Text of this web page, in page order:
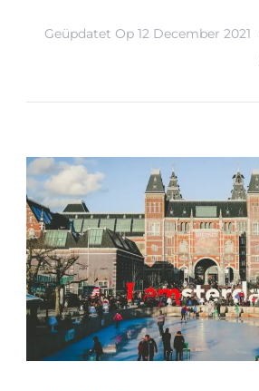
Geüpdatet Op 12 December 2021